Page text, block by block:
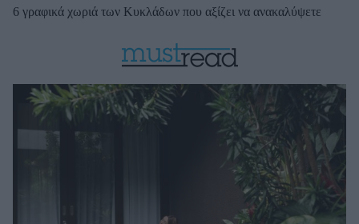
6 γραφικά χωριά των Κυκλάδων που αξίζει να ανακαλύψετε